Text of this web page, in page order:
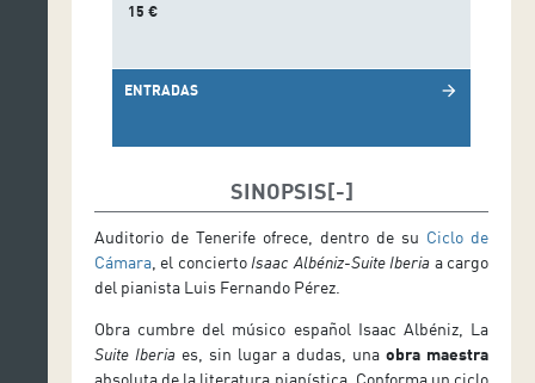
15 €
ENTRADAS arrow_forward
SINOPSIS
Auditorio de Tenerife ofrece, dentro de su Ciclo de
Cámara, el conciertoIsaac Albéniz-Suite Iberia a cargo
del pianista Luis Fernando Pérez.
Obra cumbre del músico español Isaac Albéniz, La
Suite Iberia es, sin lugar a dudas, una obra maestra
absoluta de la literatura pianística. Conforma un ciclo